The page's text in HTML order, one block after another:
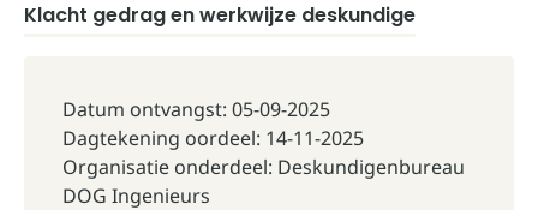
Klacht gedrag en werkwijze deskundige
Datum ontvangst: 05-09-2025
Dagtekening oordeel: 14-11-2025
Organisatie onderdeel: Deskundigenbureau
DOG Ingenieurs